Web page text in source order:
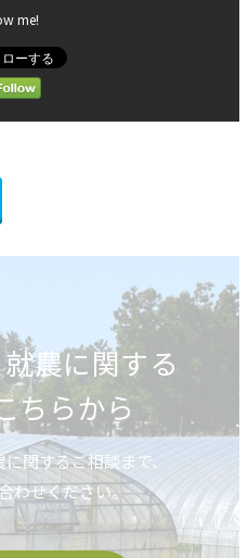
me!
農に関する
ちらから
関するご相談まで、
わせください。